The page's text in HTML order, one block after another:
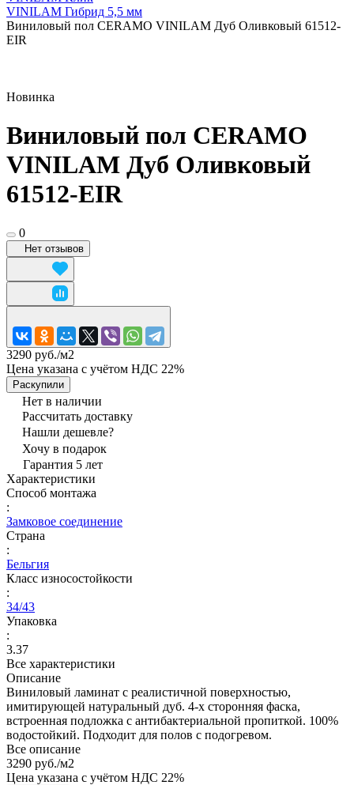
VINILAM Гибрид 5,5 мм
Виниловый пол CERAMO VINILAM Дуб Оливковый 61512-
EIR
Новинка
Виниловый пол CERAMO
VINILAM Дуб Оливковый
61512-EIR
0
Нет отзывов
3290 руб./м2
Цена указана с учётом НДС 22%
Раскупили
Нет в наличии
Рассчитать доставку
Нашли дешевле?
Хочу в подарок
Гарантия 5 лет
Характеристики
Способ монтажа
:
Замковое соединение
Страна
:
Бельгия
Класс износостойкости
:
34/43
Упаковка
:
3.37
Все характеристики
Описание
Виниловый ламинат с реалистичной поверхностью,
имитирующей натуральный дуб. 4-х сторонняя фаска,
встроенная подложка с антибактериальной пропиткой. 100%
водостойкий. Подходит для полов с подогревом.
Все описание
3290 руб./м2
Цена указана с учётом НДС 22%